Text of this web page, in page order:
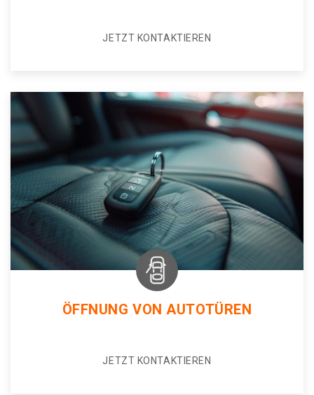
JETZT KONTAKTIEREN
ÖFFNUNG VON AUTOTÜREN
JETZT KONTAKTIEREN